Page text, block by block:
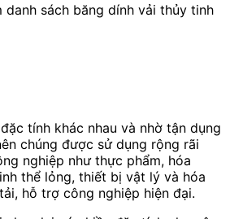
danh sách băng dính vải thủy tinh
tính khác nhau và nhờ tận dụng
chúng được sử dụng rộng rãi
nghiệp như thực phẩm, hóa
thể lỏng, thiết bị vật lý và hóa
hỗ trợ công nghiệp hiện đại.